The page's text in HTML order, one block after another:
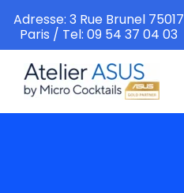
contenu
Adresse: 3 Rue Brunel 75017
Paris / Tel: 09 54 37 04 03